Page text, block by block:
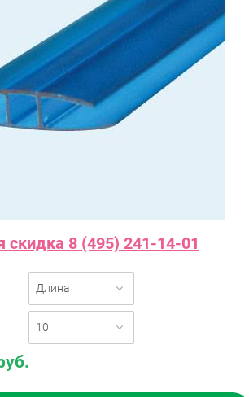
скидка 8 (495) 241-14-01
Длина
10